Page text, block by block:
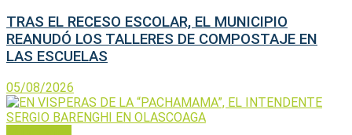
TRAS EL RECESO ESCOLAR, EL MUNICIPIO
REANUDÓ LOS TALLERES DE COMPOSTAJE EN
LAS ESCUELAS
05/08/2026